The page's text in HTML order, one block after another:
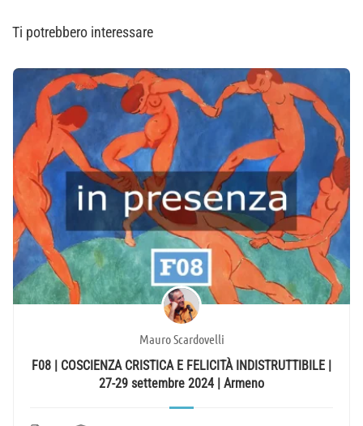
Ti potrebbero interessare
Mauro Scardovelli
F08 | COSCIENZA CRISTICA E FELICITÀ INDISTRUTTIBILE |
27-29 settembre 2024 | Armeno